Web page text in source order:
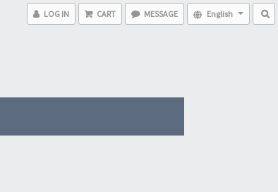
LOG IN CART MESSAGE English